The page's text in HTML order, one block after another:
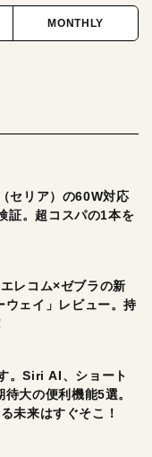
MONTHLY
セリア）の60W対応
証。超コスパの1本を
レコム×ゼブラの新
ウェイ」レビュー。持
。Siri AI、ショート
大の便利機能5選。
未来はすぐそこ！